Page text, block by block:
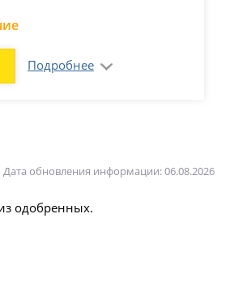
Подробнее
Дата обновления информации: 06.08.2026
одобренных.